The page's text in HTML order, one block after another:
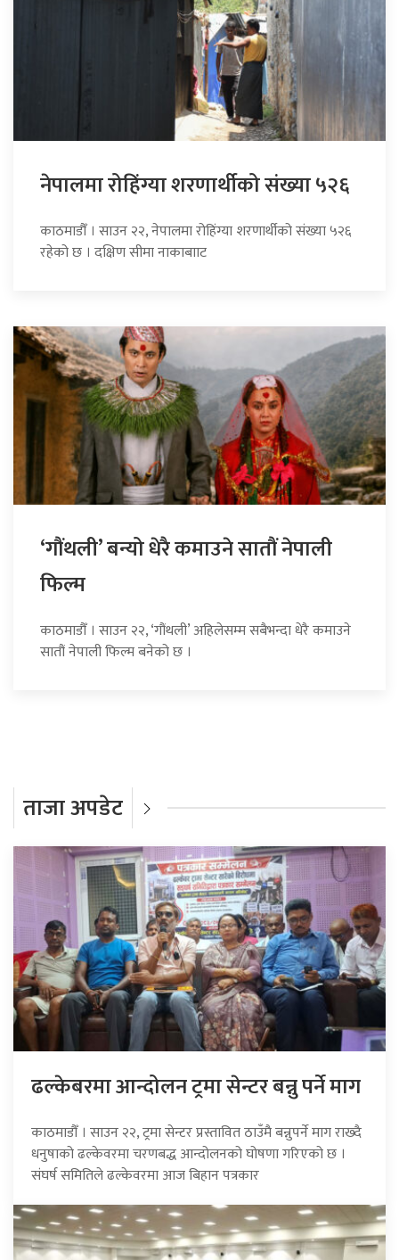
नेपालमा रोहिंग्या शरणार्थीको संख्या ५२६
काठमाडौँ । साउन २२, नेपालमा रोहिंग्या शरणार्थीको संख्या ५२६
रहेको छ । दक्षिण सीमा नाकाबााट
‘गौंथली’ बन्यो धेरै कमाउने सातौं नेपाली
फिल्म
काठमाडौँ । साउन २२, ‘गौंथली’ अहिलेसम्म सबैभन्दा धेरै कमाउने
सातौं नेपाली फिल्म बनेको छ ।
ताजा अपडेट
ढल्केबरमा आन्दोलन ट्रमा सेन्टर बन्नु पर्ने माग
काठमाडौँ । साउन २२, ट्रमा सेन्टर प्रस्तावित ठाउँमै बन्नुपर्ने माग राख्दै
धनुषाको ढल्केवरमा चरणबद्ध आन्दोलनको घोषणा गरिएको छ ।
संघर्ष समितिले ढल्केवरमा आज बिहान पत्रकार